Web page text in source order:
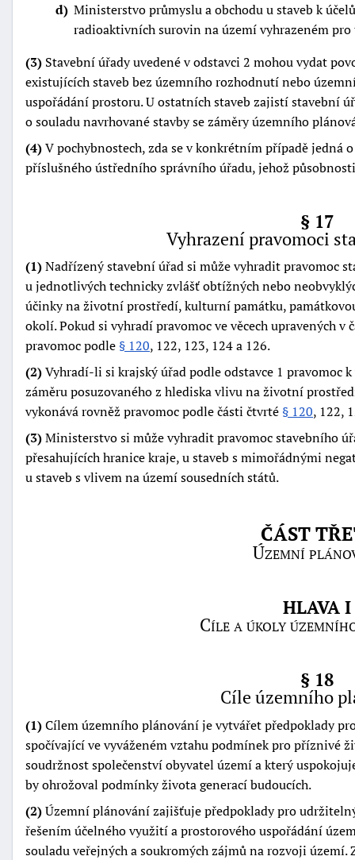
d Ministerstvo průmyslu a obchodu u staveb k
radioaktivních surovin na území vyhrazeném
(3) Stavební úřady uvedené v odstavci 2 mohou vydat
existujících staveb bez územního rozhodnutí nebo
uspořádání prostoru. U ostatních staveb zajistí stavební
o souladu navrhované stavby se záměry územního
(4)V pochybnostech, zda se v konkrétním případě jedná
příslušného ústředního správního úřadu, jehož
§ 17
Vyhrazení pravomoci
(1)Nadřízený stavební úřad si může vyhradit pravomoc
u jednotlivých technicky zvlášť obtížných nebo
účinky na životní prostředí, kulturní památku,
okolí. Pokud si vyhradí pravomoc ve věcech upravených
pravomoc podle § 120, 122, 123, 124 a 126.
(2)Vyhradí-li si krajský úřad podle odstavce 1 pravomoc
záměru posuzovaného z hlediska vlivu na životní
vykonává rovněž pravomoc podle části čtvrté § 120, 122,
(3)Ministerstvo si může vyhradit pravomoc stavebního
přesahujících hranice kraje, u staveb s mimořádnými
u staveb s vlivem na území sousedních států.
ČÁST
Územní
HLAVA I
Cíle a úkoly
§ 18
Cíle územního
(1)Cílem územního plánování je vytvářet předpoklady
spočívající ve vyváženém vztahu podmínek pro příznivé
soudržnost společenství obyvatel území a který
by ohrožoval podmínky života generací budoucích.
(2)Územní plánování zajišťuje předpoklady pro
řešením účelného využití a prostorového uspořádání
souladu veřejných a soukromých zájmů na rozvoji území.